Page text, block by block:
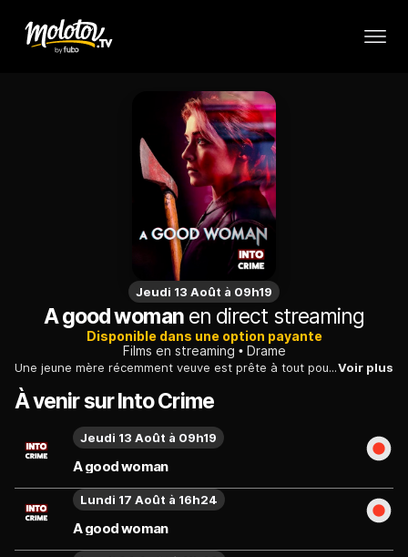
Jeudi 13 Août à 09h19
A good womanen direct streaming
Disponible dans une option payante
Films en streaming
Drame
Une jeune mère récemment veuve est prête à tout pour protéger ses enfants alors qu'elle cherche la vérité sur le meurtre de son mari.Voir plus
À venir sur Into Crime
A good woman
Jeudi 13 Août à 09h19
A good woman
Lundi 17 Août à 16h24